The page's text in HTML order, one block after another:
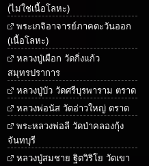
(ไม่ใช่เนื้อโลหะ)
พระเกจิอาจารย์ภาคตะวันออก
(เนื้อโลหะ)
หลวงปู่เผือก วัดกิ่งแก้ว
สมุทรปราการ
หลวงปู่บัว วัดศรีบุรพาราม ตราด
หลวงพ่อนัส วัดอ่าวใหญ่ ตราด
พระหลวงพ่อลี วัดป่าคลองกุ้ง
จันทบุรี
หลวงปู่สมชาย ฐิตวิริโย วัดเขา